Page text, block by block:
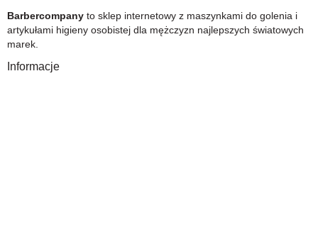
Barbercompany to sklep internetowy z maszynkami do golenia i
artykułami higieny osobistej dla mężczyzn najlepszych światowych
marek.
Informacje